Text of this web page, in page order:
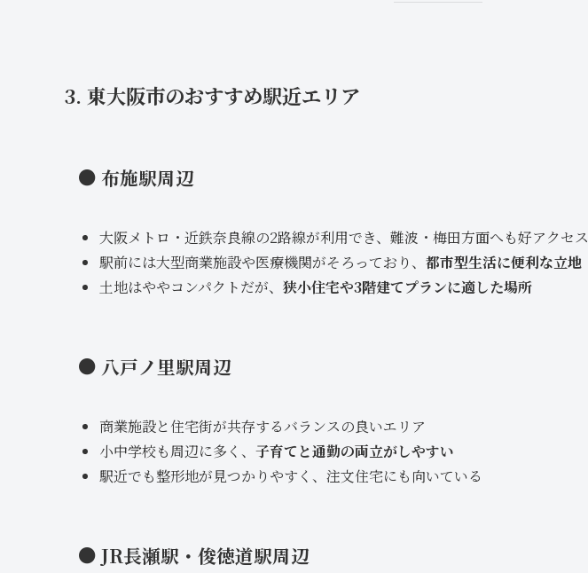
3. 東大阪市のおすすめ駅近エリア
● 布施駅周辺
大阪メトロ・近鉄奈良線の2路線が利用でき、難波・梅田方面へも好アクセス
駅前には大型商業施設や医療機関がそろっており、 都市型生活に便利な立地
土地はややコンパクトだが、 狭小住宅や3階建てプランに適した場所
● 八戸ノ里駅周辺
商業施設と住宅街が共存するバランスの良いエリア
小中学校も周辺に多く、 子育てと通勤の両立がしやすい
駅近でも整形地が見つかりやすく、注文住宅にも向いている
● JR長瀬駅・俊徳道駅周辺